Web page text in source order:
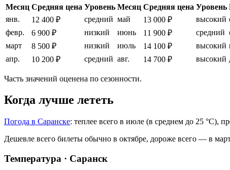
Месяц Средняя цена Уровень Месяц Средняя цена Уровень
янв.
12 400 ₽ средний май 13 000 ₽ высокий
февр.
6 900 ₽ низкий июнь 11 900 ₽ средний
март
8 500 ₽ низкий июль 14 100 ₽ высокий
апр.
10 200 ₽ средний авг. 14 700 ₽ высокий
Часть значений оценена по сезонности.
Когда лучше лететь
Погода в Саранске: теплее всего в июле (в среднем до 25 °C),
Дешевле всего билеты обычно в октябре, дороже всего — в
Температура · Саранск